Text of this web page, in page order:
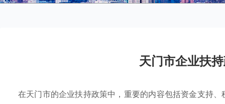
天门市企业扶
在天门市的企业扶持政策中，重要的内容包括资金支持